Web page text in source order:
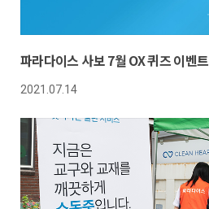
파라다이스 사보 7월 OX 퀴즈 이벤트
2021.07.14